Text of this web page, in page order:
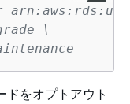
\
ドをオプトアウト